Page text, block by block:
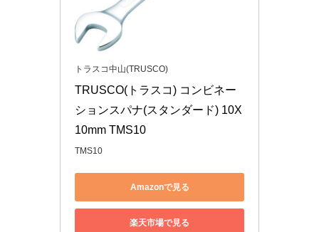
トラスコ中山(TRUSCO)
TRUSCO(トラスコ) コンビネー
ションスパナ(スタンダード) 10X
10mm TMS10
TMS10
Amazonで見る
楽天市場で見る